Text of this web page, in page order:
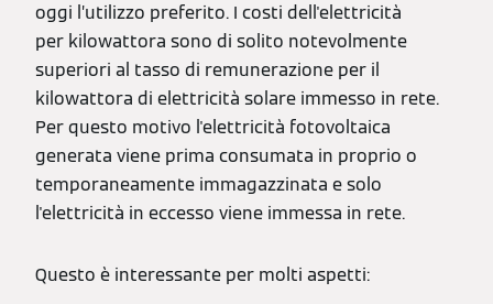
oggi l’utilizzo preferito. I costi dell'elettricità
per kilowattora sono di solito notevolmente
superiori al tasso di remunerazione per il
kilowattora di elettricità solare immesso in rete.
Per questo motivo l'elettricità fotovoltaica
generata viene prima consumata in proprio o
temporaneamente immagazzinata e solo
l'elettricità in eccesso viene immessa in rete.
Questo è interessante per molti aspetti: